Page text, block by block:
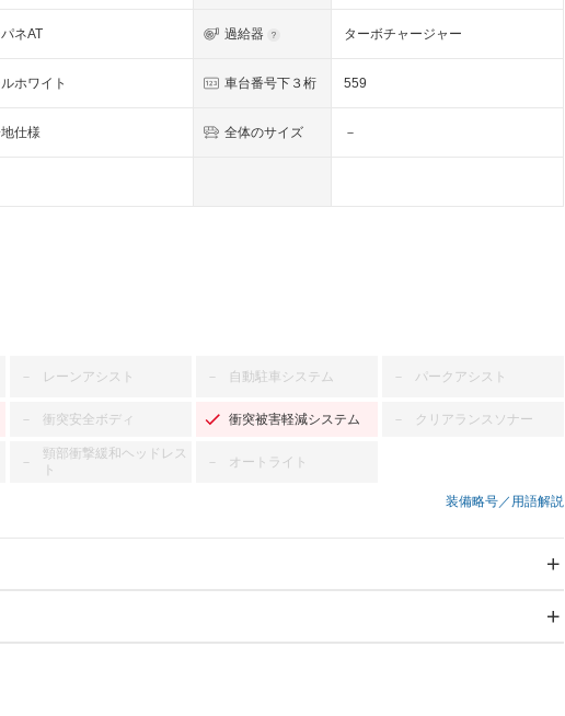
ネAT 過給器 ターボチャージャー
ホワイト 車台番号下３桁 559
仕様 全体のサイズ －
－ レーンアシスト － 自動駐車システム － パークアシスト
－ 衝突安全ボディ 衝突被害軽減システム － クリアランスソナー
－
頸部衝撃緩和ヘッドレス
ト
－ オートライト
装備略号／用語解説
ロール
チェンジャー／ミュージック